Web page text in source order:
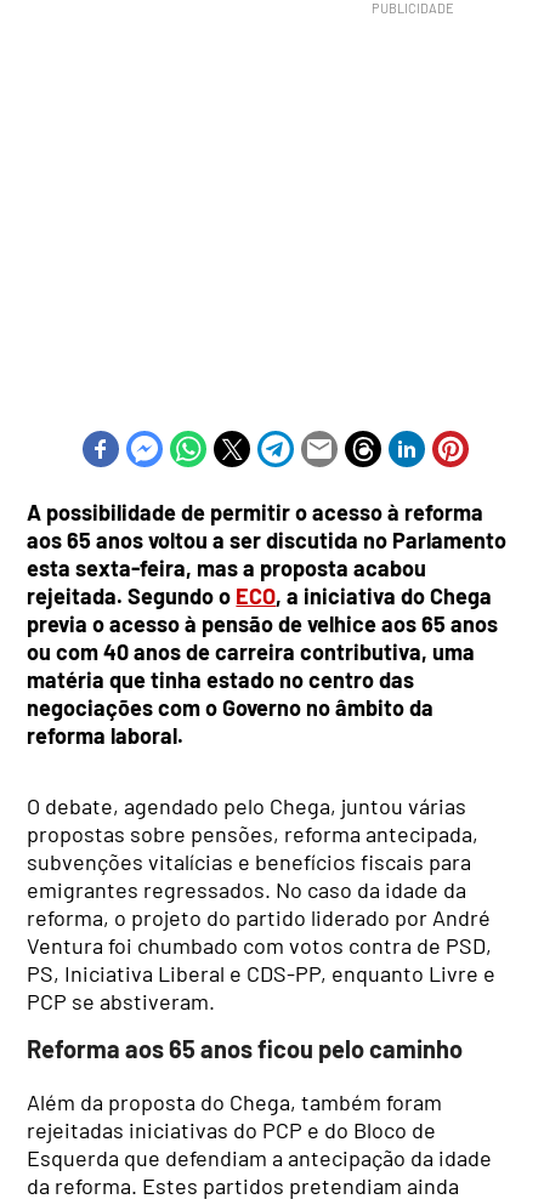
A possibilidade de permitir o acesso à reforma
aos 65 anos voltou a ser discutida no Parlamento
esta sexta-feira, mas a proposta acabou
rejeitada. Segundo o ECO, a iniciativa do Chega
previa o acesso à pensão de velhice aos 65 anos
ou com 40 anos de carreira contributiva, uma
matéria que tinha estado no centro das
negociações com o Governo no âmbito da
reforma laboral.
O debate, agendado pelo Chega, juntou várias
propostas sobre pensões, reforma antecipada,
subvenções vitalícias e benefícios fiscais para
emigrantes regressados. No caso da idade da
reforma, o projeto do partido liderado por André
Ventura foi chumbado com votos contra de PSD,
PS, Iniciativa Liberal e CDS-PP, enquanto Livre e
PCP se abstiveram.
Reforma aos 65 anos ficou pelo caminho
Além da proposta do Chega, também foram
rejeitadas iniciativas do PCP e do Bloco de
Esquerda que defendiam a antecipação da idade
da reforma. Estes partidos pretendiam ainda